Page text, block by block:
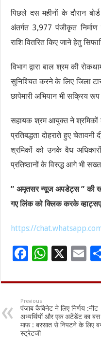
पिछले दस महीनों के दौरान
अंतर्गत 3,977 पंजीकृत
राशि वितरित किए जाने हेतु
विभाग द्वारा बाल श्रम की
सुनिश्चित करने के लिए जिला
छापेमारी अभियान भी सक्रिय
सहायक श्रम आयुक्त ने श्रमिकों के
प्रतिबद्धता दोहराते हुए
श्रमिकों को उनके वैध
प्रतिष्ठानों के विरुद्ध आगे भी सख्त
” अमृतसर न्यूज अपडेट्स ” की
गए लिंक को क्लिक करके
https://
F
e
b
o
o
W
at
sA
p
p
X
E
ai
l
Previous
पंजाब कैबिनेट ने लिए निर्णय :नीट
अभ्यर्थियों और एक अटेंडेंट का बस
माफ : बरसात से निपटने के लिए
स्ट्रेटजी